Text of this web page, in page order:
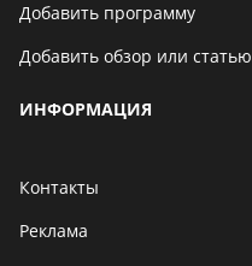
Добавить программу
Добавить обзор или статью
ИНФОРМАЦИЯ
Контакты
Реклама